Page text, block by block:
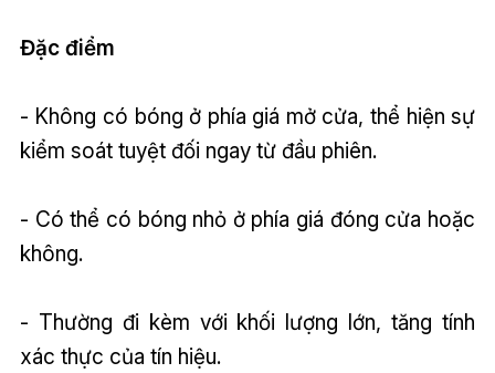
Đặc điểm
- Không có bóng ở phía giá mở cửa, thể hiện sự
kiểm soát tuyệt đối ngay từ đầu phiên.
- Có thể có bóng nhỏ ở phía giá đóng cửa hoặc
không.
- Thường đi kèm với khối lượng lớn, tăng tính
xác thực của tín hiệu.